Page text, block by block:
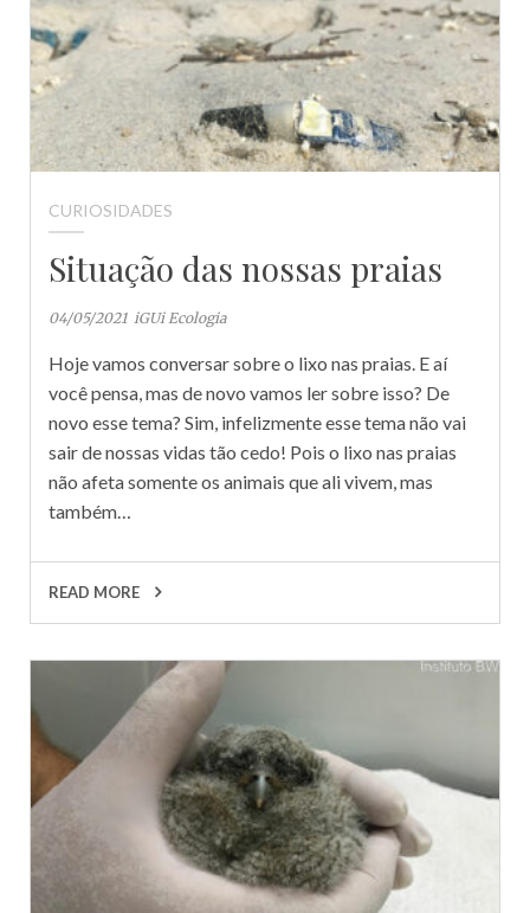
CURIOSIDADES
Situação das nossas praias
04/05/2021 iGUi Ecologia
Hoje vamos conversar sobre o lixo nas praias. E aí
você pensa, mas de novo vamos ler sobre isso? De
novo esse tema? Sim, infelizmente esse tema não vai
sair de nossas vidas tão cedo! Pois o lixo nas praias
não afeta somente os animais que ali vivem, mas
também…
READ MORE